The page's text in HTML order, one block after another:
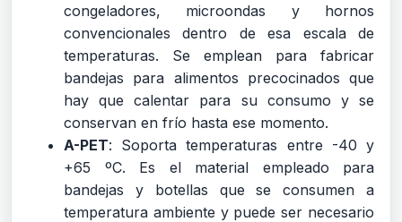
congeladores, microondas y hornos
convencionales dentro de esa escala de
temperaturas. Se emplean para fabricar
bandejas para alimentos precocinados que
hay que calentar para su consumo y se
conservan en frío hasta ese momento.
A-PET: Soporta temperaturas entre -40 y
+65 ºC. Es el material empleado para
bandejas y botellas que se consumen a
temperatura ambiente y puede ser necesario